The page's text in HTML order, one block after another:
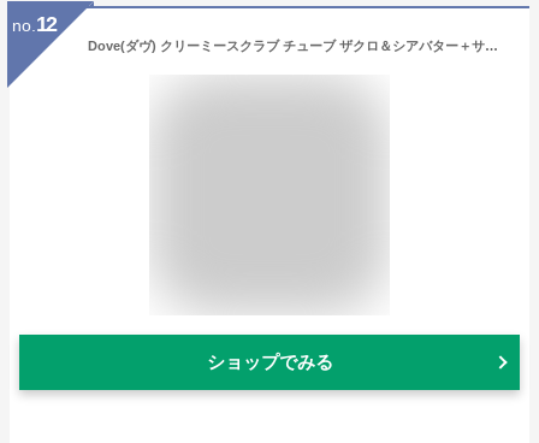
no. 12
Dove(ダヴ) クリーミースクラブ チューブ ザクロ＆シアバター＋サクラ＆ムスク ボディスクラブ 本体 50g+50g 角質ケア 黒ずみ 透明感 おまけ付き
ショップでみる